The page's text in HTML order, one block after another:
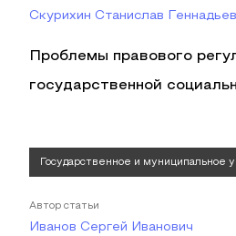
Скурихин Станислав
Проблемы правового
государственной
Государственное и муниципальное
Автор статьи
Иванов Сергей Иванович